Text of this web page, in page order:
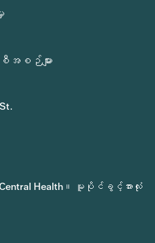
စီအစဉ်များ
Health။ မူပိုင်ခွင့်အားလုံး